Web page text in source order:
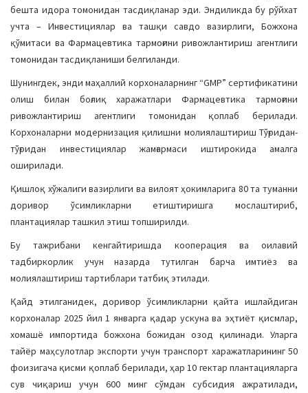
бешта идора томонидан тасдиқланар эди. Эндиликда бу рўйхат
учта – Инвестициялар ва ташқи савдо вазирлиги, Божхона
қўмитаси ва Фармацевтика тармоғини ривожлантириш агентлиги
томонидан тасдиқланиши белгиланди.
Шунингдек, энди маҳаллий корхоналарнинг “GMP” сертификатини
олиш билан боғлиқ харажатлари Фармацевтика тармоғини
ривожлантириш агентлиги томонидан қоплаб берилади.
Корхоналарни модернизация қилишни молиялаштириш Тўғридан-
тўғридан инвестициялар жамғармаси иштирокида амалга
оширилади.
Қишлоқ хўжалиги вазирлиги ва вилоят ҳокимларига 80 та туманни
доривор ўсимликларни етиштиришга мослаштириб,
плантациялар ташкил этиш топширилди.
Бу тажрибани кенгайтиришда кооперация ва оилавий
тадбиркорлик учун назарда тутилган барча имтиёз ва
молиялаштириш тартиблари татбиқ этилади.
Қайд этилганидек, доривор ўсимликларни қайта ишлайдиган
корхоналар 2025 йил 1 январга қадар ускуна ва эҳтиёт қисмлар,
хомашё импортида божхона божидан озод қилинади. Уларга
тайёр маҳсулотлар экспорти учун транспорт харажатларининг 50
фоизигача қисми қоплаб берилади, ҳар 10 гектар плантацияларга
сув чиқариш учун 600 минг сўмдан субсидия ажратилади,